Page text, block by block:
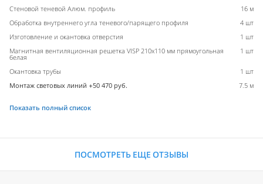
Стеновой теневой Алюм. профиль
16 м
Обработка внутреннего угла теневого/парящего профиля
4 шт
Изготовление и окантовка отверстия
1 шт
Магнитная вентиляционная решетка VISP 210x110 мм прямоугольная
белая
1 шт
Окантовка трубы
1 шт
Монтаж световых линий +50 470 руб.
7.5 м
Показать полный список
ПОСМОТРЕТЬ ЕЩЕ ОТЗЫВЫ